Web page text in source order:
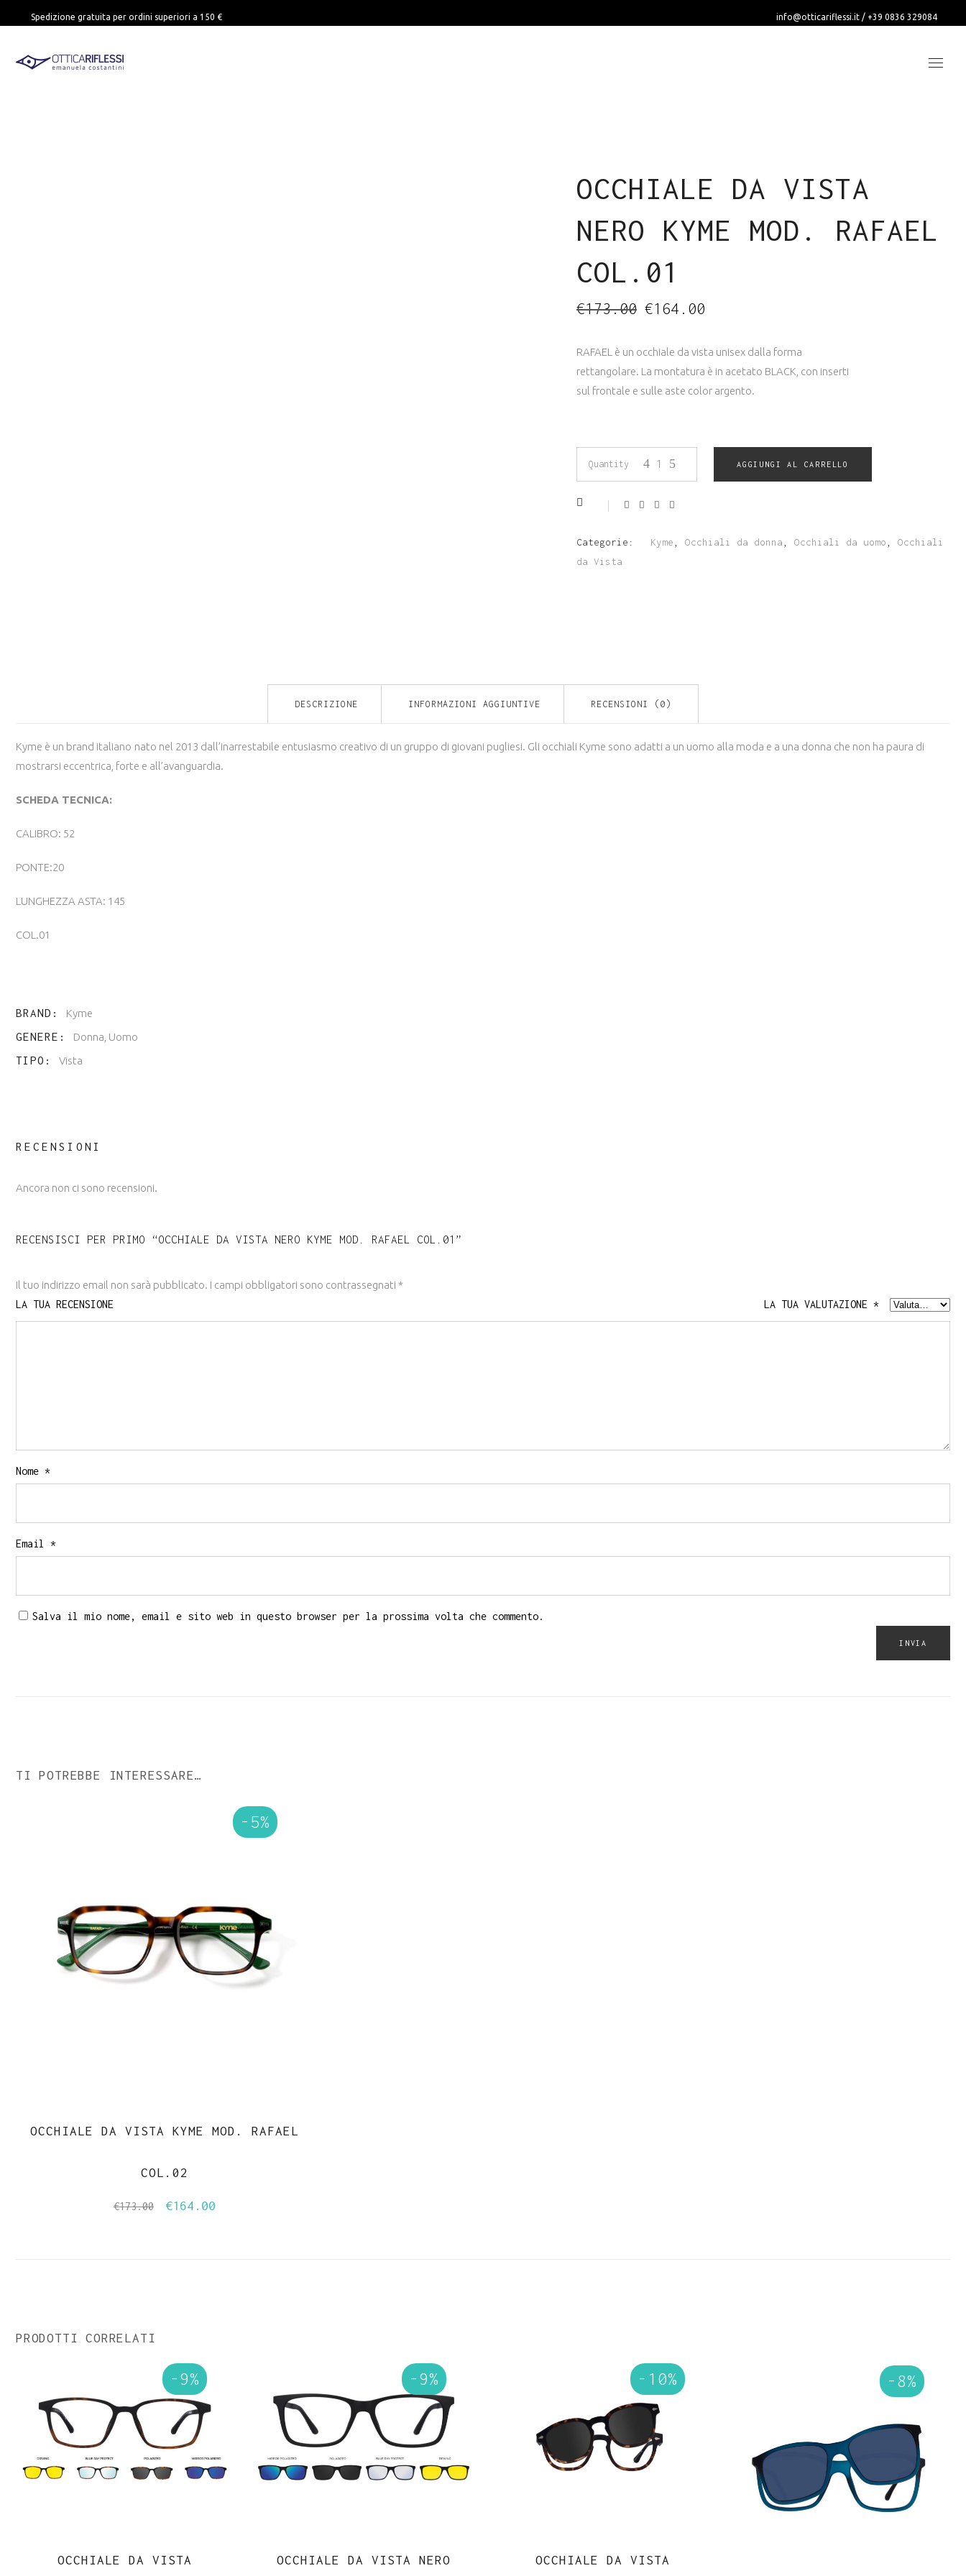
Spedizione gratuita per ordini superiori a 150 € info@otticariflessi.it / +39 0836 329084
OCCHIALE DA VISTA
NERO KYME MOD. RAFAEL
COL.01
€173.00
Il
prezzo
€173.00.
€164.00
€164.00.
RAFAEL è un occhiale da vista unisex dalla forma
rettangolare. La montatura è in acetato BLACK, con inserti
sul frontale e sulle aste color argento.
OCCHIALE
NERO
Quantity AGGIUNGI AL CARRELLO
Categorie: Kyme Occhiali da donna Occhiali da uomo
Occhiali
da Vista
DESCRIZIONE INFORMAZIONI AGGIUNTIVE RECENSIONI (0)
Kyme è un brand italiano nato nel 2013 dall’inarrestabile entusiasmo creativo di un gruppo di giovani pugliesi. Gli occhiali Kyme sono adatti a un uomo alla moda e a una donna che non ha paura di
mostrarsi eccentrica, forte e all’avanguardia.
SCHEDA TECNICA:
CALIBRO: 52
PONTE:20
LUNGHEZZA ASTA: 145
COL.01
BRAND Kyme
GENERE Donna, Uomo
TIPO Vista
RECENSIONI
Ancora non ci sono recensioni.
RECENSISCI PER PRIMO “OCCHIALE DA VISTA NERO KYME MOD. RAFAEL COL.01”
Il tuo indirizzo email non sarà pubblicato. I campi obbligatori sono contrassegnati *
LA TUA VALUTAZIONE *
LA TUA RECENSIONE
Nome *
Email *
Salva il mio nome, email e sito web in questo browser per la prossima volta che commento.
TI POTREBBE INTERESSARE…
-5%
OCCHIALE DA VISTA KYME MOD. RAFAEL
COL.02
€173.00
Il
€164.00Il
PRODOTTI CORRELATI
-9%
OCCHIALE DA VISTA
-9%
OCCHIALE DA VISTA NERO
-10%
OCCHIALE DA VISTA
-8%